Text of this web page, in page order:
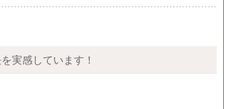
給208,000～235,000円
JTBキャリアサイトよりご確認ください。
実感しています！